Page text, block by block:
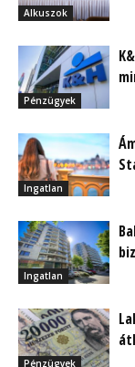
Alkuszok
Pénzügyek
Ingatlan
Ingatlan
Pénzügyek